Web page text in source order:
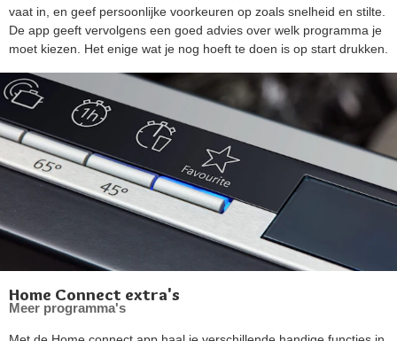
vaat in, en geef persoonlijke voorkeuren op zoals snelheid en stilte.
De app geeft vervolgens een goed advies over welk programma je
moet kiezen. Het enige wat je nog hoeft te doen is op start drukken.
Home Connect extra's
Meer programma's